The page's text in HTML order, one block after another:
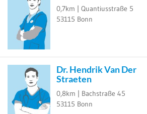
0,7km | Quantiusstraße 5
53115 Bonn
Dr. Hendrik Van Der
Straeten
0,8km | Bachstraße 45
53115 Bonn